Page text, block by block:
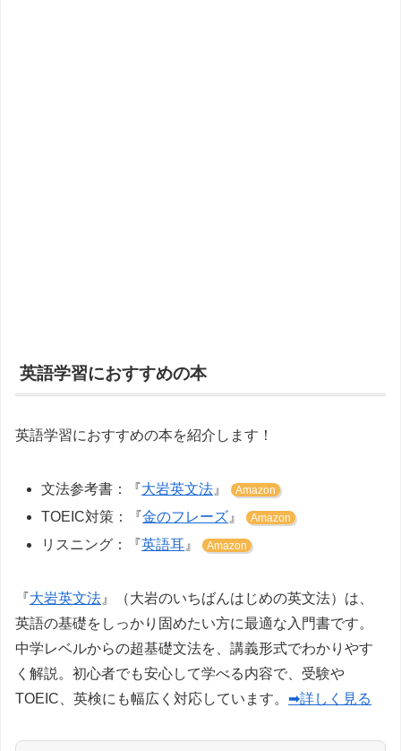
英語学習におすすめの本
英語学習におすすめの本を紹介します！
文法参考書：『大岩英文法 』 Amazon
TOEIC対策：『金のフレーズ 』 Amazon
リスニング：『英語耳 』 Amazon
『大岩英文法 』（大岩のいちばんはじめの英文法）は、
英語の基礎をしっかり固めたい方に最適な入門書です。
中学レベルからの超基礎文法を、講義形式でわかりやす
く解説。初心者でも安心して学べる内容で、受験や
TOEIC、英検にも幅広く対応しています。 ➡詳しく見る